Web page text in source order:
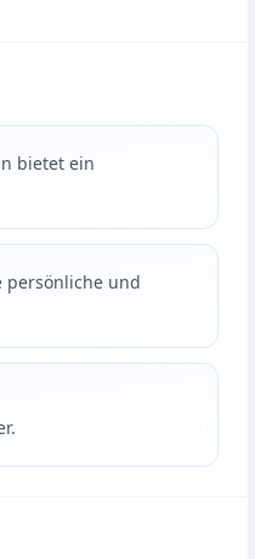
bietet ein
persönliche und